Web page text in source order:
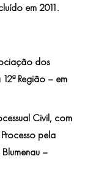
em 2011.
dos
Região – em
Civil, com
pela
–